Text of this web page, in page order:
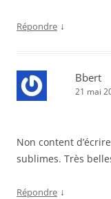
Répondre ↓
Bbert
21 mai
Non content
sublimes. Très
Répondre ↓